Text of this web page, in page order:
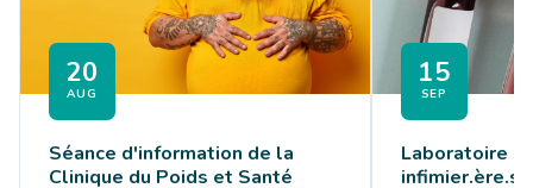
20
AUG
Séance d'information de la
Clinique du Poids et Santé
15
SEP
Laboratoire -
infimier.ère.s